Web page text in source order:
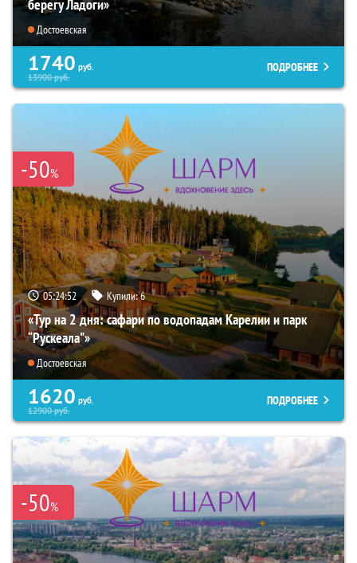
берегу Ладоги»
Достоевская
1740 руб.
13900руб.
ПОДРОБНЕЕ
-50%
05:24:50 Купили:6
«Тур на 2 дня: сафари по водопадам Карелии и парк
“Рускеала"»
Достоевская
1620 руб.
12900руб.
ПОДРОБНЕЕ
-50%